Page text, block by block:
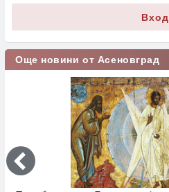
Вход
Още новини от Асеновград